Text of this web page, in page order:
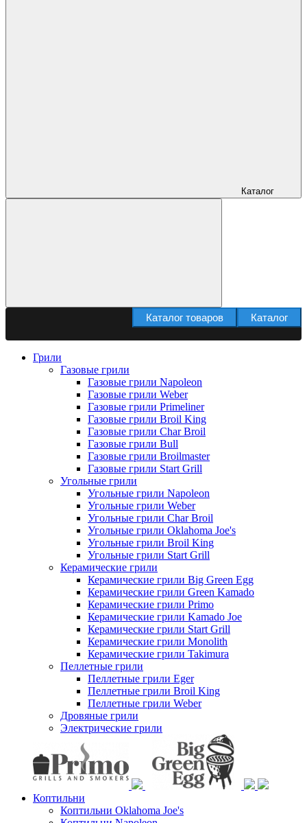
Каталог
Каталог
Каталог товаров
Грили
Газовые грили
Газовые грили Napoleon
Газовые грили Weber
Газовые грили Primeliner
Газовые грили Broil King
Газовые грили Char Broil
Газовые грили Bull
Газовые грили Broilmaster
Газовые грили Start Grill
Угольные грили
Угольные грили Napoleon
Угольные грили Weber
Угольные грили Char Broil
Угольные грили Oklahoma Joe's
Угольные грили Broil King
Угольные грили Start Grill
Керамические грили
Керамические грили Big Green Egg
Керамические грили Green Kamado
Керамические грили Primo
Керамические грили Kamado Joe
Керамические грили Start Grill
Керамические грили Monolith
Керамические грили Takimura
Пеллетные грили
Пеллетные грили Eger
Пеллетные грили Broil King
Пеллетные грили Weber
Дровяные грили
Электрические грили
Коптильни
Коптильни Oklahoma Joe's